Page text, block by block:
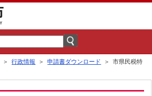
＞行政情報 ＞申請書ダウンロード
＞ 市県民税特